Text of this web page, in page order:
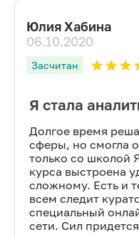
Юлия Хабина
06.10.2020
Засчитан
Я стала
Долгое время
сферы, но смогла
только со школой
курса выстроена
сложному. Есть и
всем следит
специальный
сети. Сил